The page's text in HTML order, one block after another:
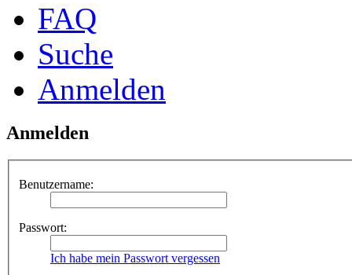
FAQ
Suche
Anmelden
Anmelden
Benutzername:
Passwort:
Ich habe mein Passwort vergessen